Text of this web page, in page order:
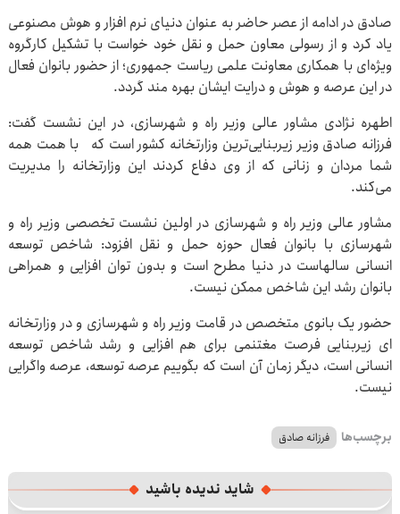
صادق در ادامه از عصر حاضر به عنوان دنیای نرم افزار و هوش مصنوعی
یاد کرد و از رسولی معاون حمل و نقل خود خواست با تشکیل کارگروه
ویژه‌ای با همکاری معاونت علمی ریاست جمهوری؛ از حضور بانوان فعال
در این عرصه و هوش و درایت ایشان بهره مند گردد.
اطهره نژادی مشاور عالی وزیر راه و شهرسازی، در این نشست گفت:
فرزانه صادق وزیر زیربنایی‌ترین وزارتخانه کشور است که با همت همه
شما مردان و زنانی که از وی دفاع کردند این وزارتخانه را مدیریت
می‌کند.
مشاور عالی وزیر راه و شهرسازی در اولین نشست تخصصی وزیر راه و
شهرسازی با بانوان فعال حوزه حمل و نقل افزود: شاخص توسعه
انسانی سالهاست در دنیا مطرح است و بدون توان افزایی و همراهی
بانوان رشد این شاخص ممکن نیست.
حضور یک بانوی متخصص در قامت وزیر راه و شهرسازی و در وزارتخانه
ای زیربنایی فرصت مغتنمی برای هم افزایی و رشد شاخص توسعه
انسانی است، دیگر زمان آن است که بگوییم عرصه توسعه، عرصه واگرایی
نیست.
برچسب‌ها فرزانه صادق
شاید ندیده باشید